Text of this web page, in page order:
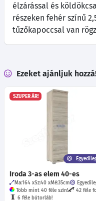
élzárással és
részeken fehér színű
tűzőkapoccsal van
Ezeket ajánljuk
SZUPER ÁR!
Iroda 3-as elem 40-es
Ma:164 Sz:40 Mé:35cm
Több mint 40 féle szín!
42 féle
6 féle bútorláb!